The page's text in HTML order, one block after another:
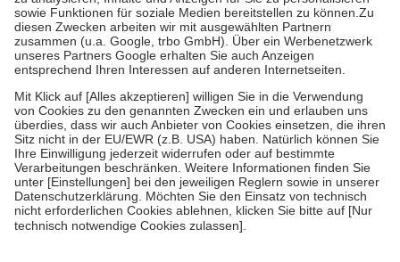
tatsächlichen Kosten der Leistung zu entrichten.
Diese Regeln gelten grundsätzlich auch für Online-Apotheken.
Bei Heilmitteln und häuslicher Krankenpflege beträgt die
Zuzahlung zehn Prozent der Kosten sowie zehn Euro je
Verordnung.
Um das Engagement der Versicherten für ihre eigene Gesundheit
zu stärken und die besondere Stellung der Familie zu unterstützen,
fallenkeine Zuzahlungenan bei:
• Kindern und Jugendlichen bis zum vollendeten 18. Lebensjahr
mit Ausnahme der Fahrkosten
• Untersuchungen zur Vorsorge und Früherkennung, die von der
GKV getragen werden